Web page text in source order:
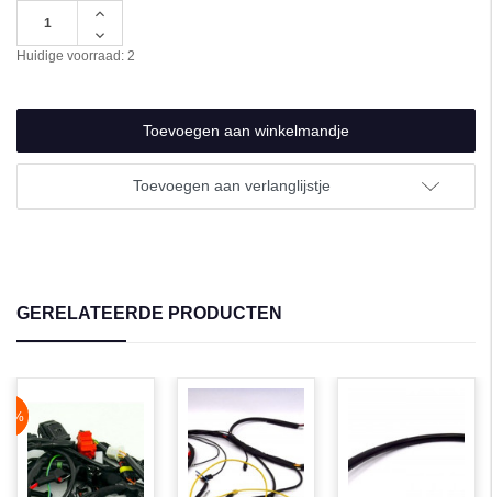
Hoeveelheid
van
undefined
Hoeveelheid
verlagen
van
Huidige voorraad: 2
Toevoegen aan verlanglijstje
GERELATEERDE PRODUCTEN